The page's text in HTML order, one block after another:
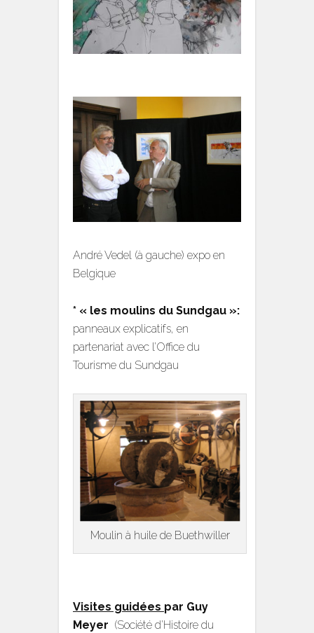
André Vedel (à gauche) expo en
Belgique
* « les moulins du Sundgau »:
panneaux explicatifs, en
partenariat avec l’Office du
Tourisme du Sundgau
Moulin à huile de Buethwiller
Visites guidées par Guy
Meyer (Société d’Histoire du